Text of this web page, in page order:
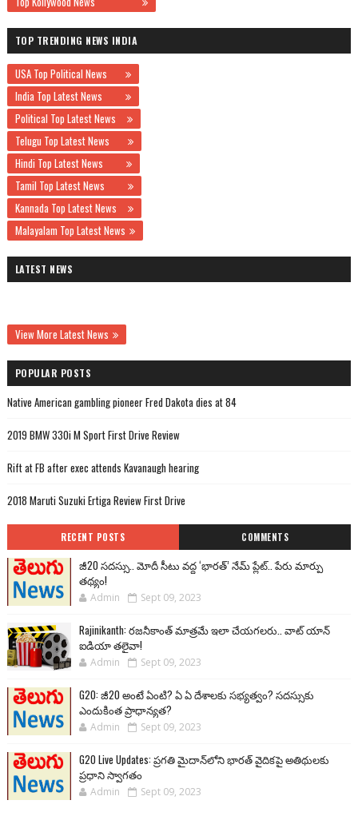
TOP TRENDING NEWS INDIA
USA Top Political News
India Top Latest News
Political Top Latest News
Telugu Top Latest News
Hindi Top Latest News
Tamil Top Latest News
Kannada Top Latest News
Malayalam Top Latest News
LATEST NEWS
View More Latest News
POPULAR POSTS
Native American gambling pioneer Fred Dakota dies at 84
2019 BMW 330i M Sport First Drive Review
Rift at FB after exec attends Kavanaugh hearing
2018 Maruti Suzuki Ertiga Review First Drive
RECENT POSTS COMMENTS
జీ20 సదస్సు.. మోదీ సీటు వద్ద ‘భారత్’ నేమ్ ప్లేట్‌.. పేరు మార్పు
తథ్యం!
Admin Sept 09, 2023
Rajinikanth: రజనీకాంత్ మాత్రమే ఇలా చేయగలరు.. వాట్ యాన్
ఐడియా తలైవా!
Admin Sept 09, 2023
G20: జీ20 అంటే ఏంటి? ఏ ఏ దేశాలకు సభ్యత్వం? సదస్సుకు
ఎందుకింత ప్రాధాన్యత?
Admin Sept 09, 2023
G20 Live Updates: ప్రగతి మైదాన్‌లోని భారత్ వైదికపై అతిథులకు
ప్రధాని స్వాగతం
Admin Sept 09, 2023